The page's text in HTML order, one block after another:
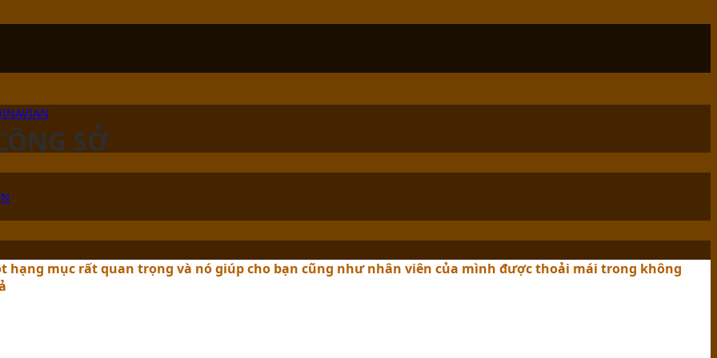
SỞ
hạng mục rất quan trọng và nó giúp cho bạn cũng như nhân viên của mình được thoải mái trong không